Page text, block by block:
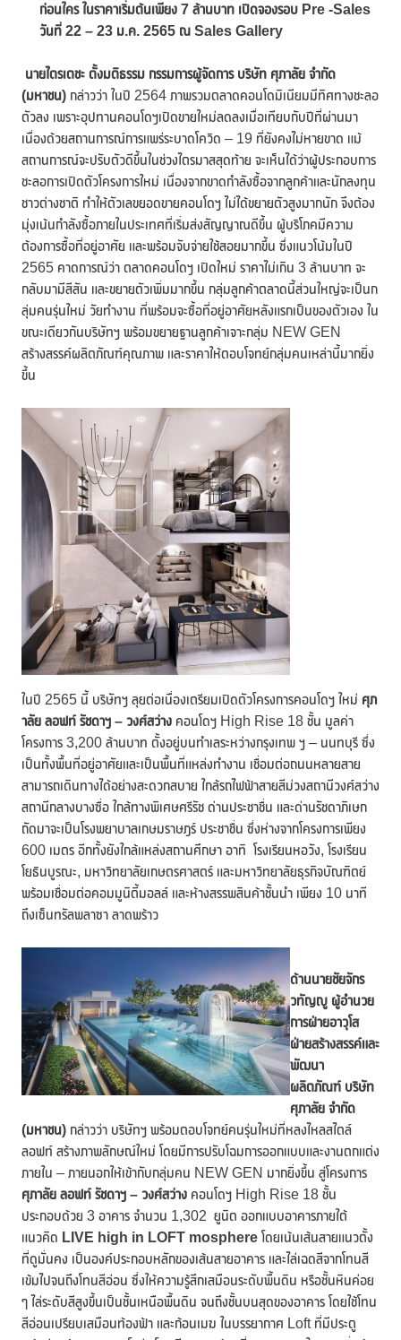
ก่อนใคร ในราคาเริ่มต้นเพียง 7 ล้านบาท เปิดจองรอบ Pre -Sales
วันที่ 22 – 23 ม.ค. 2565 ณ Sales Gallery
นายไตรเตชะ ตั้งมติธรรม กรรมการผู้จัดการ บริษัท ศุภาลัย จำกัด
(มหาชน) กล่าวว่า ในปี 2564 ภาพรวมตลาดคอนโดมิเนียมมีทิศทางชะลอ
ตัวลง เพราะอุปทานคอนโดฯเปิดขายใหม่ลดลงเมื่อเทียบกับปีที่ผ่านมา
เนื่องด้วยสถานการณ์การแพร่ระบาดโควิด – 19 ที่ยังคงไม่หายขาด แม้
สถานการณ์จะปรับตัวดีขึ้นในช่วงไตรมาสสุดท้าย จะเห็นได้ว่าผู้ประกอบการ
ชะลอการเปิดตัวโครงการใหม่ เนื่องจากขาดกำลังซื้อจากลูกค้าและนักลงทุน
ชาวต่างชาติ ทำให้ตัวเลขยอดขายคอนโดฯ ไม่ได้ขยายตัวสูงมากนัก จึงต้อง
มุ่งเน้นกำลังซื้อภายในประเทศที่เริ่มส่งสัญญาณดีขึ้น ผู้บริโภคมีความ
ต้องการซื้อที่อยู่อาศัย และพร้อมจับจ่ายใช้สอยมากขึ้น ซึ่งแนวโน้มในปี
2565 คาดการณ์ว่า ตลาดคอนโดฯ เปิดใหม่ ราคาไม่เกิน 3 ล้านบาท จะ
กลับมามีสีสัน และขยายตัวเพิ่มมากขึ้น กลุ่มลูกค้าตลาดนี้ส่วนใหญ่จะเป็นก
ลุ่มคนรุ่นใหม่ วัยทำงาน ที่พร้อมจะซื้อที่อยู่อาศัยหลังแรกเป็นของตัวเอง ใน
ขณะเดียวกันบริษัทฯ พร้อมขยายฐานลูกค้าเจาะกลุ่ม NEW GEN
สร้างสรรค์ผลิตภัณฑ์คุณภาพ และราคาให้ตอบโจทย์กลุ่มคนเหล่านี้มากยิ่ง
ขึ้น
ในปี 2565 นี้ บริษัทฯ ลุยต่อเนื่องเตรียมเปิดตัวโครงการคอนโดฯ ใหม่ ศุภ
าลัย ลอฟท์ รัชดาฯ – วงศ์สว่าง คอนโดฯ High Rise 18 ชั้น มูลค่า
โครงการ 3,200 ล้านบาท ตั้งอยู่บนทำเลระหว่างกรุงเทพ ฯ – นนทบุรี ซึ่ง
เป็นทั้งพื้นที่อยู่อาศัยและเป็นพื้นที่แหล่งทำงาน เชื่อมต่อถนนหลายสาย
สามารถเดินทางได้อย่างสะดวกสบาย ใกล้รถไฟฟ้าสายสีม่วงสถานีวงศ์สว่าง
สถานีกลางบางซื่อ ใกล้ทางพิเศษศรีรัช ด่านประชาชื่น และด่านรัชดาภิเษก
ถัดมาจะเป็นโรงพยาบาลเกษมราษฎร์ ประชาชื่น ซึ่งห่างจากโครงการเพียง
600 เมตร อีกทั้งยังใกล้แหล่งสถานศึกษา อาทิ โรงเรียนหอวัง, โรงเรียน
โยธินบูรณะ, มหาวิทยาลัยเกษตรศาสตร์ และมหาวิทยาลัยธุรกิจบัณฑิตย์
พร้อมเชื่อมต่อคอมมูนิตี้มอลล์ และห้างสรรพสินค้าชั้นนำ เพียง 10 นาที
ถึงเซ็นทรัลพลาซา ลาดพร้าว
ด้านนายชัยจักร
วทัญญู ผู้อำนวย
การฝ่ายอาวุโส
ฝ่ายสร้างสรรค์และ
พัฒนา
ผลิตภัณฑ์ บริษัท
ศุภาลัย จำกัด
(มหาชน) กล่าวว่า บริษัทฯ พร้อมตอบโจทย์คนรุ่นใหม่ที่หลงไหลสไตล์
ลอฟท์ สร้างภาพลักษณ์ใหม่ โดยมีการปรับโฉมการออกแบบและงานตกแต่ง
ภายใน – ภายนอกให้เข้ากับกลุ่มคน NEW GEN มากยิ่งขึ้น สู่โครงการ
ศุภาลัย ลอฟท์ รัชดาฯ – วงศ์สว่าง คอนโดฯ High Rise 18 ชั้น
ประกอบด้วย 3 อาคาร จำนวน 1,302 ยูนิต ออกแบบอาคารภายใต้
แนวคิด LIVE high in LOFT mosphere โดยเน้นเส้นสายแนวตั้ง
ที่ดูมั่นคง เป็นองค์ประกอบหลักของเส้นสายอาคาร และไล่เฉดสีจากโทนสี
เข้มไปจนถึงโทนสีอ่อน ซึ่งให้ความรู้สึกเสมือนระดับพื้นดิน หรือชั้นหินค่อย
ๆ ไล่ระดับสีสูงขึ้นเป็นชั้นเหนือพื้นดิน จนถึงชั้นบนสุดของอาคาร โดยใช้โทน
สีอ่อนเปรียบเสมือนท้องฟ้า และก้อนเมฆ ในบรรยากาศ Loft ที่มีประตู